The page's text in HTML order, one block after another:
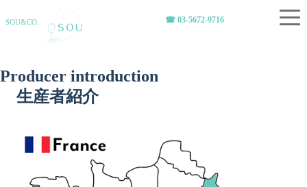
SOU&CO. ☎︎ 03-5672-9716
Producer introduction
生産者紹介